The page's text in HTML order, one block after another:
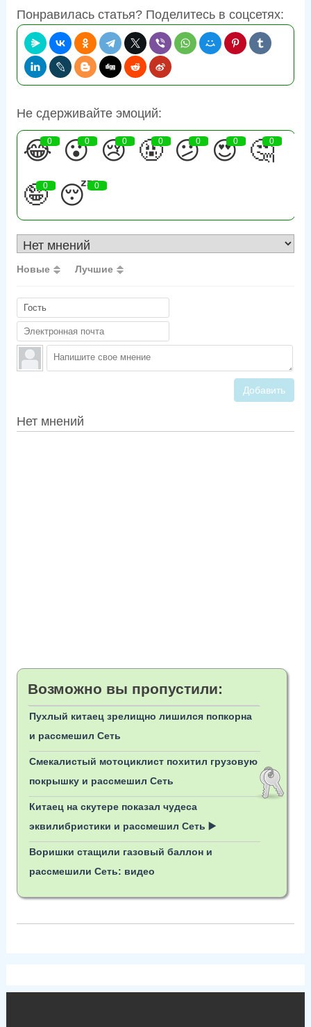
Понравилась статья? Поделитесь в соцсетях:
Не сдерживайте эмоций:
😂
0 😮
0 😢
0 🤬
0 😕
0 😍
0 🤔
0
🤪
0 😴
0
Новые Лучшие
Добавить
Нет мнений
Возможно вы пропустили:
Пухлый китаец зрелищно лишился попкорна
и рассмешил Сеть
Смекалистый мотоциклист похитил грузовую
покрышку и рассмешил Сеть
Китаец на скутере показал чудеса
эквилибристики и рассмешил Сеть ▶️
Воришки стащили газовый баллон и
рассмешили Сеть: видео